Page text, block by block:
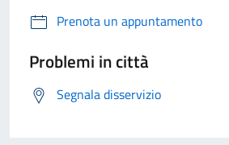
Prenota un appuntamento
Problemi in città
Segnala disservizio